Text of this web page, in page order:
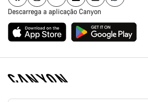
Descarrega a aplicação Canyon